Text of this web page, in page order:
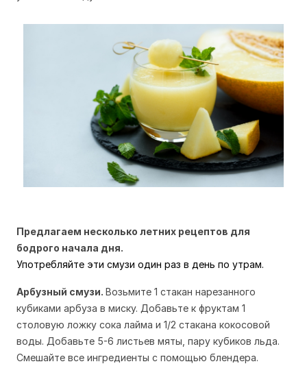
Предлагаем несколько летних рецептов для
бодрого начала дня.
Употребляйте эти смузи один раз в день по утрам.
Арбузный смузи. Возьмите 1 стакан нарезанного
кубиками арбуза в миску. Добавьте к фруктам 1
столовую ложку сока лайма и 1/2 стакана кокосовой
воды. Добавьте 5-6 листьев мяты, пару кубиков льда.
Смешайте все ингредиенты с помощью блендера.